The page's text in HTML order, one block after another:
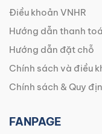
Điều khoản VNHR
Hướng dẫn thanh
Hướng dẫn đặt chỗ
Chính sách và điều
Chính sách & Quy
FANPAGE